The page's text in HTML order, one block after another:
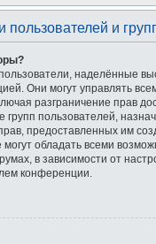
пользователей и
наделённые
Они могут управлять
разграничение прав
групп пользователей,
предоставленных им
обладать всеми
в зависимости от
конференции.